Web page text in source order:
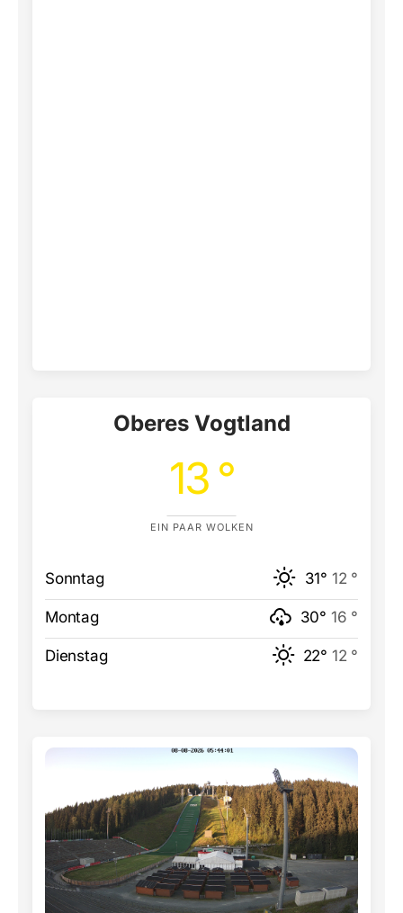
Oberes Vogtland
13 °
EIN PAAR WOLKEN
Sonntag 31° 12 °
Montag 30° 16 °
Dienstag 22° 12 °